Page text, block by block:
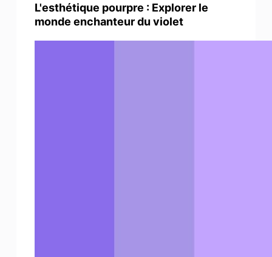
L'esthétique pourpre : Explorer le
monde enchanteur du violet